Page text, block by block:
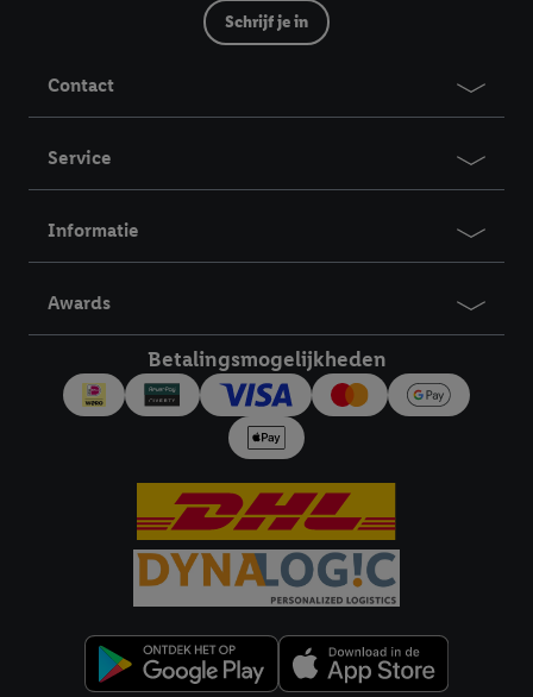
Schrijf je in
Contact
Service
Informatie
Awards
Betalingsmogelijkheden